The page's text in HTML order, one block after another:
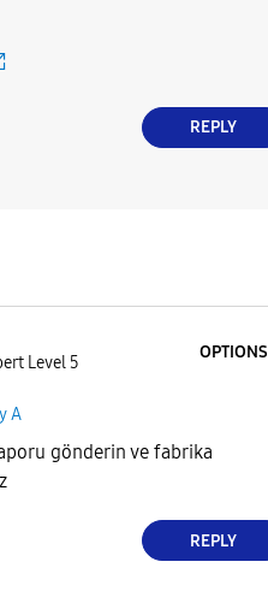
REPLY
Level 5
OPTIONS
A
gönderin ve fabrika
REPLY